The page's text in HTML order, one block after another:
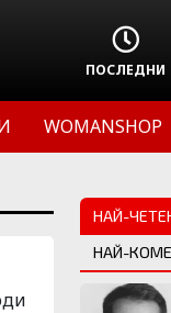
ПОСЛЕДНИ
WOMANSHOP
НАЙ-
НАЙ-